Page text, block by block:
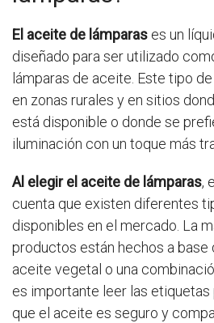
El aceite de lámparas es un
diseñado para ser utilizado
lámparas de aceite. Este tipo
en zonas rurales y en sitios
está disponible o donde se
iluminación con un toque más
Al elegir el aceite de lámparas,
cuenta que existen diferentes
disponibles en el mercado. La
productos están hechos a base
aceite vegetal o una
es importante leer las etiquetas
que el aceite es seguro y